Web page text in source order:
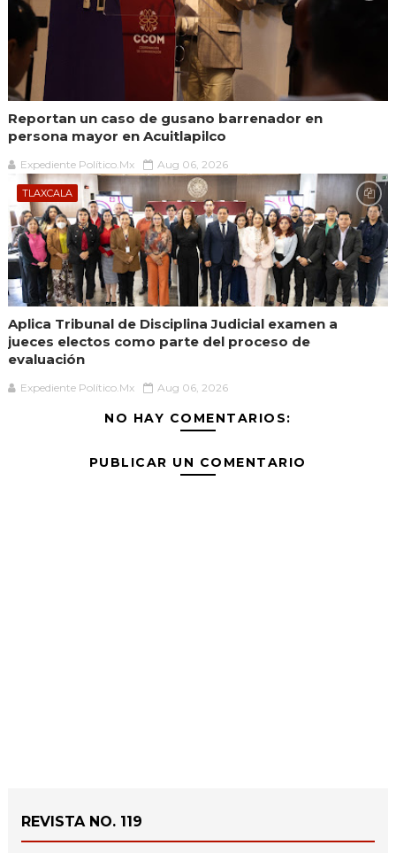
Reportan un caso de gusano barrenador en
persona mayor en Acuitlapilco
Expediente Político.Mx Aug 06, 2026
TLAXCALA
Aplica Tribunal de Disciplina Judicial examen a
jueces electos como parte del proceso de
evaluación
Expediente Político.Mx Aug 06, 2026
NO HAY COMENTARIOS:
PUBLICAR UN COMENTARIO
REVISTA NO. 119